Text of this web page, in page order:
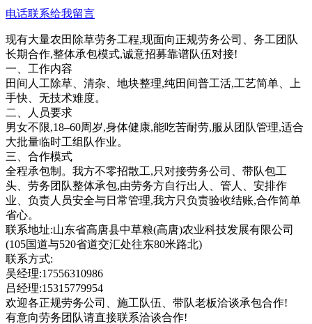
电话联系给我留言
现有大量农田除草劳务工程,现面向正规劳务公司、务工团队
长期合作,整体承包模式,诚意招募靠谱队伍对接!
一、工作内容
田间人工除草、清杂、地块整理,纯田间普工活,工艺简单、上
手快、无技术难度。
二、人员要求
男女不限,18–60周岁,身体健康,能吃苦耐劳,服从团队管理,适合
大批量临时工组队作业。
三、合作模式
全程承包制。我方不零招散工,只对接劳务公司、带队包工
头、劳务团队整体承包,由劳务方自行出人、管人、安排作
业、负责人员安全与日常管理,我方只负责验收结账,合作简单
省心。
联系地址:山东省高唐县中草粮(高唐)农业科技发展有限公司
(105国道与520省道交汇处往东80米路北)
联系方式:
吴经理:17556310986
吕经理:15315779954
欢迎各正规劳务公司、施工队伍、带队老板洽谈承包合作!
有意向劳务团队请直接联系洽谈合作!